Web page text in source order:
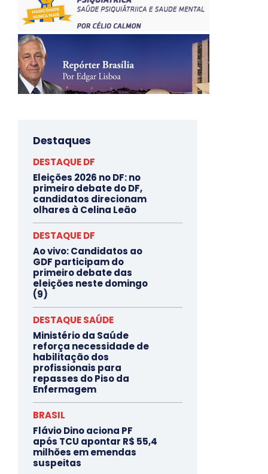
Destaques
DESTAQUE DF
Eleições 2026 no DF: no
primeiro debate do DF,
candidatos direcionam
olhares à Celina Leão
DESTAQUE DF
Ao vivo: Candidatos ao
GDF participam do
primeiro debate das
eleições neste domingo
(9)
DESTAQUE SAÚDE
Ministério da Saúde
reforça necessidade de
habilitação dos
profissionais para
repasses do Piso da
Enfermagem
BRASIL
Flávio Dino aciona PF
após TCU apontar R$ 55,4
milhões em emendas
suspeitas